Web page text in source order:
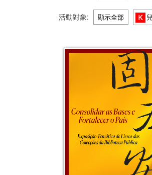
活動對象: 顯示全部